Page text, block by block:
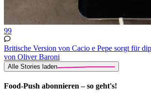
99
Britische Version von Cacio e Pepe sorgt für
von Oliver Baroni
Alle Stories laden
Food-Push abonnieren – so geht's!